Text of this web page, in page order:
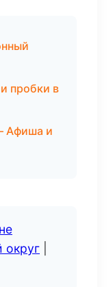
пробки в
Афиша и
округ